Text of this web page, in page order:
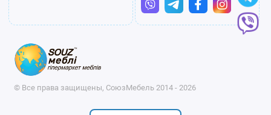
© Все права защищены, СоюзМебель 2014 - 2026